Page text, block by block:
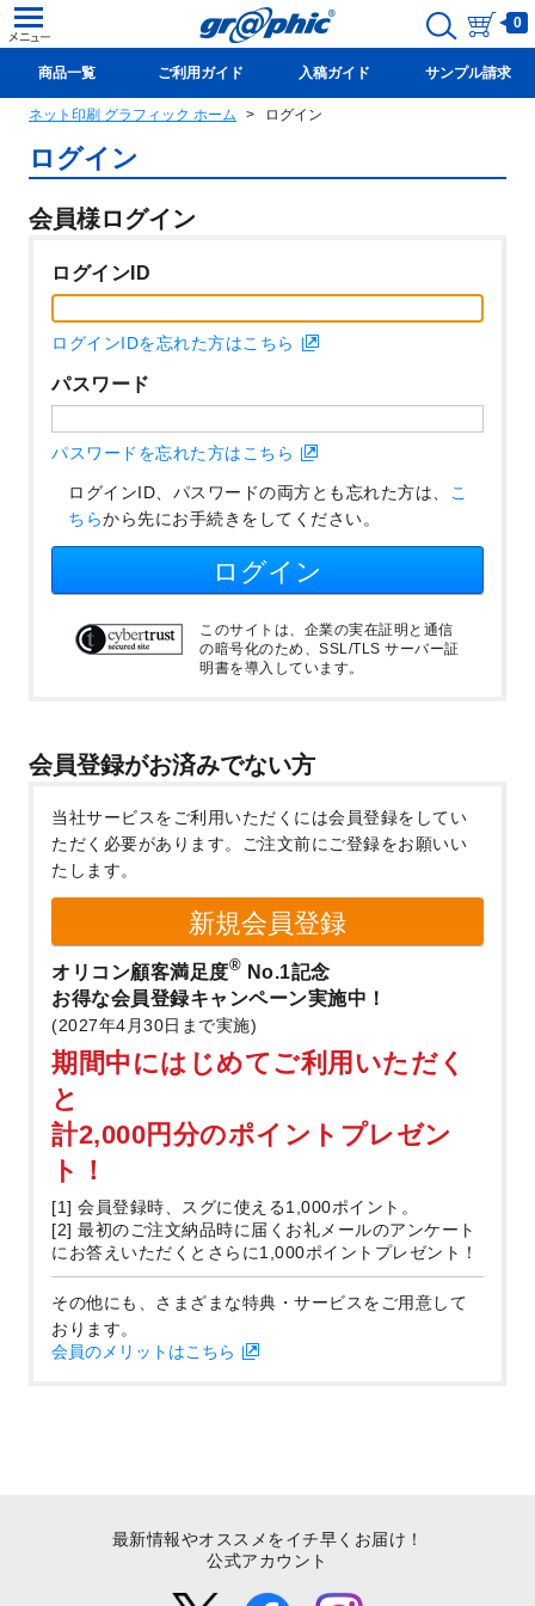
0
商品一覧 ご利用ガイド 入稿ガイド サンプル請求
新規会員登録(無料)
ネット印刷 グラフィック ホーム ログイン
ログイン
会員様ログイン
ログインID
ログインIDを忘れた方はこちら
パスワード
パスワードを忘れた方はこちら
ログインID、パスワードの両方とも忘れた方は、 こ
ちらから先にお手続きをしてください。
ログイン
このサイトは、企業の実在証明と通信
の暗号化のため、SSL/TLS サーバー証
明書を導入しています。
会員登録がお済みでない方
当社サービスをご利用いただくには会員登録をしてい
ただく必要があります。
ご注文前にご登録をお願いい
たします。
新規会員登録
オリコン顧客満足度® No.1記念
お得な会員登録キャンペーン実施中！
(2027年4月30日まで実施)
期間中にはじめてご利用いただく
と
計2,000円分のポイントプレゼン
ト！
[1] 会員登録時、スグに使える1,000ポイント。
[2] 最初のご注文納品時に届くお礼メールのアンケート
にお答えいただくとさらに1,000ポイントプレゼント！
その他にも、さまざまな特典・サービスをご用意して
おります。
会員のメリットはこちら
最新情報やオススメをイチ早くお届け！
公式アカウント